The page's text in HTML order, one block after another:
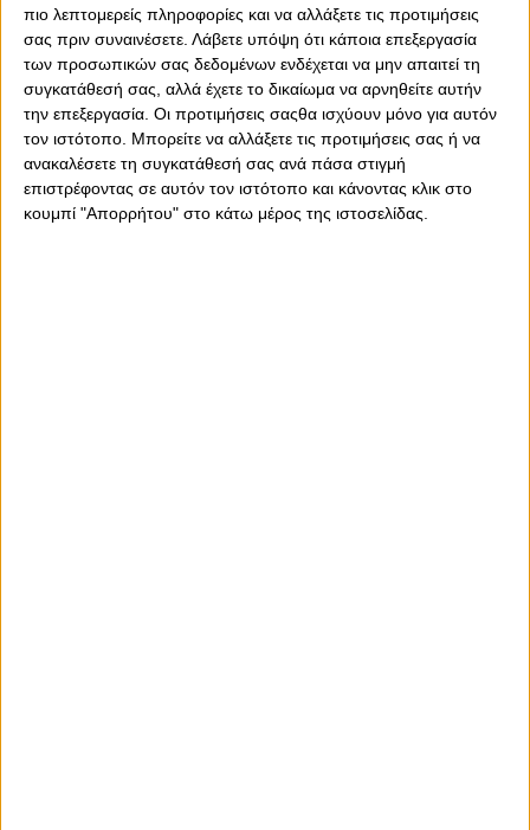
πιο λεπτομερείς πληροφορίες και να αλλάξετε τις προτιμήσεις
σας πριν συναινέσετε. Λάβετε υπόψη ότι κάποια επεξεργασία
των προσωπικών σας δεδομένων ενδέχεται να μην απαιτεί τη
συγκατάθεσή σας, αλλά έχετε το δικαίωμα να αρνηθείτε αυτήν
την επεξεργασία. Οι προτιμήσεις σαςθα ισχύουν μόνο για αυτόν
τον ιστότοπο. Μπορείτε να αλλάξετε τις προτιμήσεις σας ή να
ανακαλέσετε τη συγκατάθεσή σας ανά πάσα στιγμή
επιστρέφοντας σε αυτόν τον ιστότοπο και κάνοντας κλικ στο
κουμπί "Απορρήτου" στο κάτω μέρος της ιστοσελίδας.
(17:00, N/S START) στο Final 4 της Λαμίας και με νίκη θα
βρεθεί στον τελικό της διοργάνωσης, με αντίπαλο τον
νικητή του ΠΑΟΚ-ΑΕΛ.
Ο Τάσος Πάντος, που «μεταπήδησε» από την ομάδα των
Παίδων σε αυτή των Εφήβων, θέλει να δει τους
«ερυθρόλευκους» να κατακτάνε και πάλι έναν τίτλο,
όπως πέρυσι με τον Μπάμπη Κωστούλα και την… παρέα
του. Υπογράμμισε σε δηλώσεις του πως: «Είμαστε